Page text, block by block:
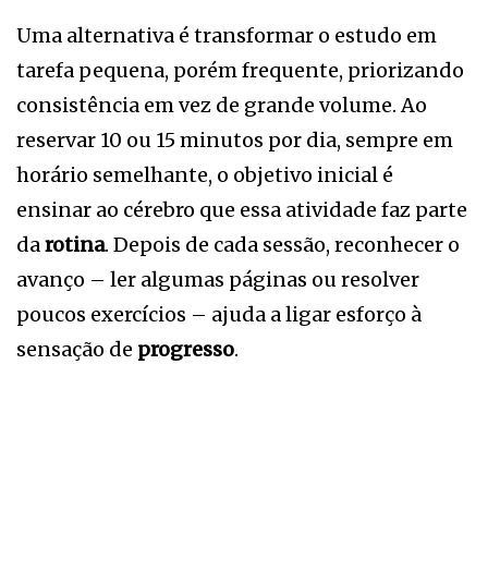
Uma alternativa é transformar o estudo em
tarefa pequena, porém frequente, priorizando
consistência em vez de grande volume. Ao
reservar 10 ou 15 minutos por dia, sempre em
horário semelhante, o objetivo inicial é
ensinar ao cérebro que essa atividade faz parte
darotina. Depois de cada sessão, reconhecer o
avanço – ler algumas páginas ou resolver
poucos exercícios – ajuda a ligar esforço à
sensação de progresso.